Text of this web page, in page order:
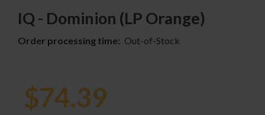
IQ - Dominion (LP Orange)
Order processing time: Out-of-Stock
$74.39